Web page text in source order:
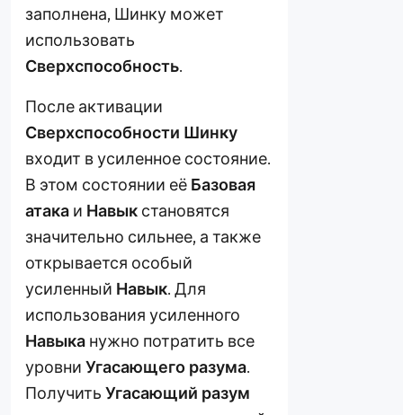
заполнена, Шинку может
использовать
Сверхспособность.
После активации
Сверхспособности Шинку
входит в усиленное состояние.
В этом состоянии её Базовая
атака и Навык становятся
значительно сильнее, а также
открывается особый
усиленный Навык. Для
использования усиленного
Навыка нужно потратить все
уровни Угасающего разума.
Получить Угасающий разум